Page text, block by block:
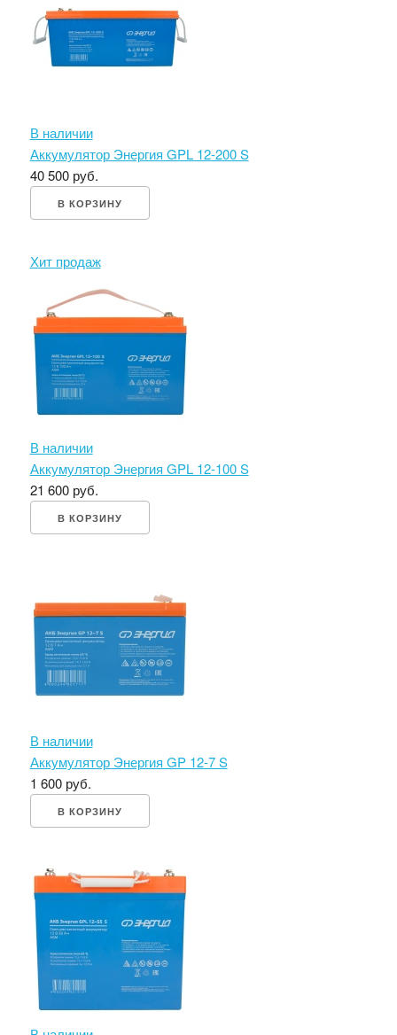
В наличии
Аккумулятор Энергия GPL 12-200 S
40 500 руб.
В КОРЗИНУ
Хит продаж
В наличии
Аккумулятор Энергия GPL 12-100 S
21 600 руб.
В КОРЗИНУ
В наличии
Аккумулятор Энергия GP 12-7 S
1 600 руб.
В КОРЗИНУ